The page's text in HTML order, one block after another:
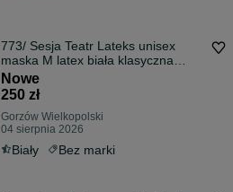
773/ Sesja Teatr Lateks unisex
maska M latex biała klasyczna
zamek tył
Nowe
250 zł
Gorzów Wielkopolski
04 sierpnia 2026
Biały Bez marki